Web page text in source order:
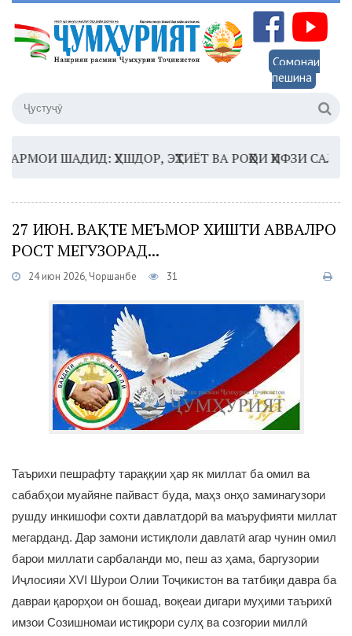
Сомонаи
пешина
ШАДИД: ҲУШДОР, ЭҲТИЁТ ВА РОҲҲОИ ҲИФЗИ САЛОМАТӢ
27 ИЮН. ВАҚТЕ МЕЪМОР ХИШТИ АВВАЛРО
РОСТ МЕГУЗОРАД...
24 июн 2026, Чоршанбе 31
Таърихи пешрафту тараққии ҳар як миллат ба омил ва
сабабҳои муайяне пайваст буда, маҳз онҳо заминагузори
рушду инкишофи сохти давлатдорӣ ва маъруфияти миллат
мегарданд. Дар замони истиқлоли давлатӣ агар чунин омил
барои миллати сарбаланди мо, пеш аз ҳама, баргузории
Иҷлосияи ХVI Шурои Олии Тоҷикистон ва татбиқи давра ба
давраи қарорҳои он бошад, воқеаи дигари муҳими таърихӣ
имзои Созишномаи истиқрори сулҳ ва созгории миллӣ